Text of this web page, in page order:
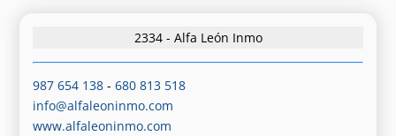
2334 - Alfa León Inmo
987 654 138 -680 813 518
info@alfaleoninmo.com
www.alfaleoninmo.com